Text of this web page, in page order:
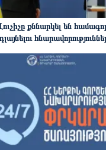
քննարկել են